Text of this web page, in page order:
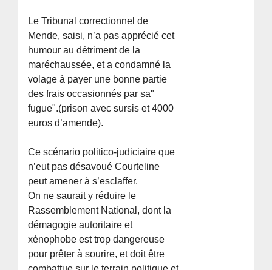
Le Tribunal correctionnel de
Mende, saisi, n’a pas apprécié cet
humour au détriment de la
maréchaussée, et a condamné la
volage à payer une bonne partie
des frais occasionnés par sa"
fugue".(prison avec sursis et 4000
euros d’amende).
Ce scénario politico-judiciaire que
n’eut pas désavoué Courteline
peut amener à s’esclaffer.
On ne saurait y réduire le
Rassemblement National, dont la
démagogie autoritaire et
xénophobe est trop dangereuse
pour prêter à sourire, et doit être